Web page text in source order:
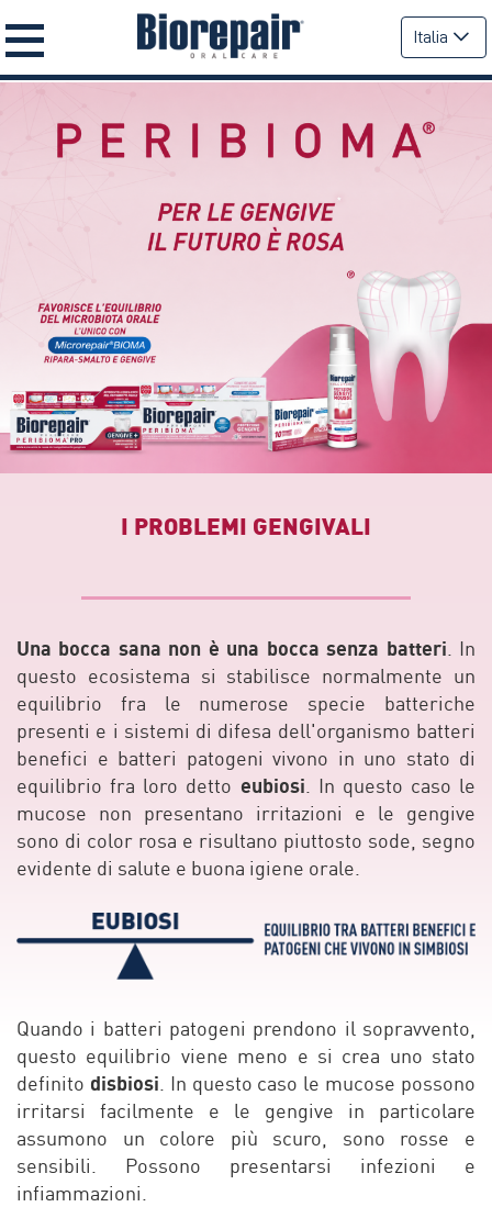
Italia
I PROBLEMI GENGIVALI
Una bocca sana non è una bocca senza batteri . In
questo ecosistema si stabilisce normalmente un
equilibrio fra le numerose specie batteriche
presenti e i sistemi di difesa dell'organismo batteri
benefici e batteri patogeni vivono in uno stato di
equilibrio fra loro detto eubiosi . In questo caso le
mucose non presentano irritazioni e le gengive
sono di color rosa e risultano piuttosto sode, segno
evidente di salute e buona igiene orale.
Quando i batteri patogeni prendono il sopravvento,
questo equilibrio viene meno e si crea uno stato
definito disbiosi . In questo caso le mucose possono
irritarsi facilmente e le gengive in particolare
assumono un colore più scuro, sono rosse e
sensibili. Possono presentarsi infezioni e
infiammazioni.